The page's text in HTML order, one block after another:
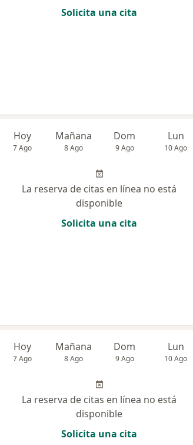
Solicita una cita
Hoy
7 Ago
Mañana
8 Ago
Dom
9 Ago
Lun
10 Ago
La reserva de citas en línea no está
disponible
Solicita una cita
Hoy
7 Ago
Mañana
8 Ago
Dom
9 Ago
Lun
10 Ago
La reserva de citas en línea no está
disponible
Solicita una cita